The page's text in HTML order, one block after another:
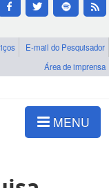
E-mail do Pesquisador
Área de imprensa
MENU